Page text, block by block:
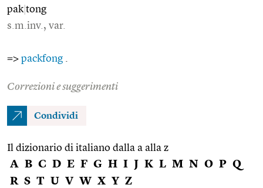
pak tong
s.m.inv., var.
=> packfong
Correzioni e suggerimenti
Condividi
Il dizionario di italiano dalla a alla z
A B C D E F G H I J K L M N O P Q
R S T U V W X Y Z